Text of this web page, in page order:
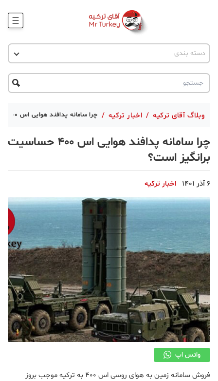
وبلاگ
جاذبه گردشگری
دسته بندی
اخبار ترکیه
پروژه ها
تحصیل در ترکیه
ترکیه گردی
حقوقی
قبرس
وبلاگ آقای ترکیه / اخبار ترکیه / چرا سامانه پدافند هوایی اس ۴۰۰ حساسیت‌ برانگیز است؟
چرا سامانه پدافند هوایی اس ۴۰۰ حساسیت‌
برانگیز است؟
6 آذر 1401 اخبار ترکیه
واتس اپ
فروش سامانه زمین به هوای روسی اس ۴۰۰ به ترکیه موجب بروز